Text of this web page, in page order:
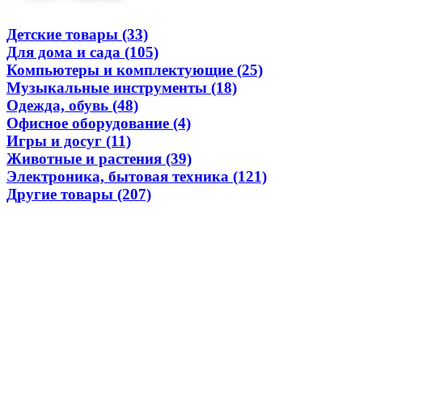
Детские товары (33)
Для дома и сада (105)
Компьютеры и комплектующие (25)
Музыкальные инструменты (18)
Одежда, обувь (48)
Офисное оборудование (4)
Игры и досуг (11)
Животные и растения (39)
Электроника, бытовая техника (121)
Другие товары (207)